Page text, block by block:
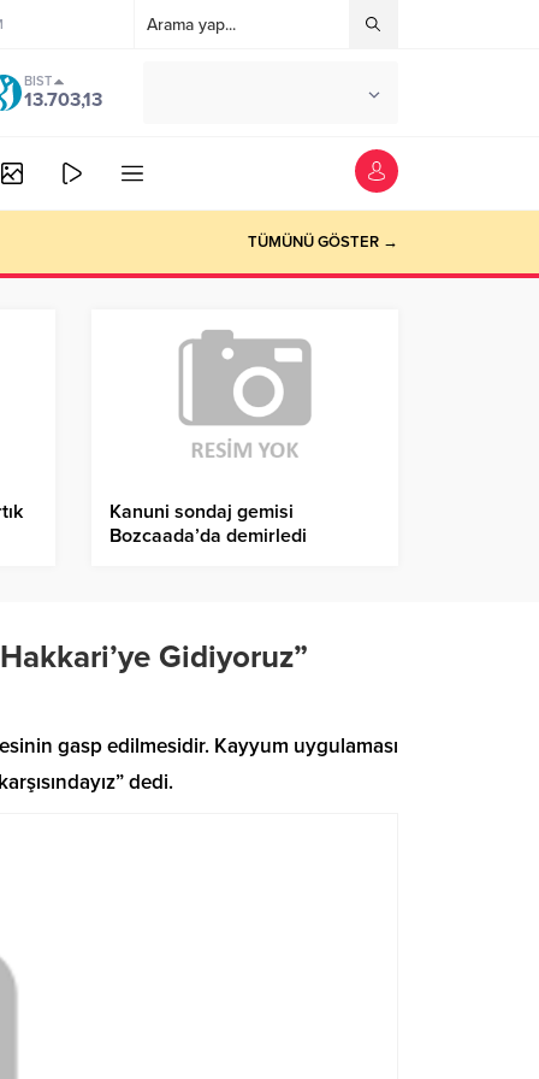
BIST
13.703,13
TÜMÜNÜ GÖSTER →
Kanuni sondaj gemisi
Bozcaada’da demirledi
Gidiyoruz”
gasp edilmesidir. Kayyum uygulaması
dedi.